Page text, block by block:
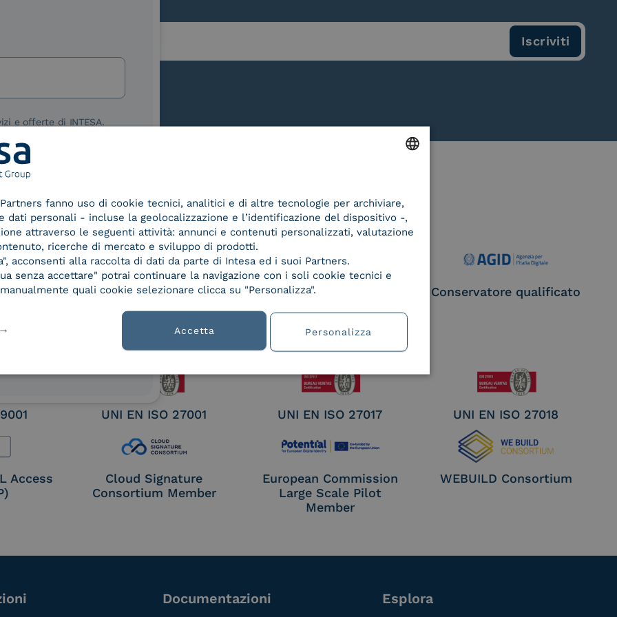
Trust
/
Service Provider e
Service Provider e
Conservatore qualificato
UNI EN ISO 27001 UNI EN ISO 27017 UNI EN ISO 27018
Access
Cloud Signature
Consortium Member
European Commission
Large Scale Pilot
Member
WEBUILD Consortium
e offerte di INTESA.
di INTESA.
inviando una e-mail
se non si desidera ricevere
facendo clic sul
e-mail.
nelle Norme di tutela della
di aver letto e compreso
Documentazioni Esplora
ITALIAN
fanno uso di cookie tecnici, analitici e di altre tecnologie per archiviare,
dati personali - incluse la geolocalizzazione e l’identificazione del dispositivo -,
attraverso le seguenti attività: annunci e contenuti personalizzati, valutazione
ricerche di mercato e sviluppo di prodotti.
acconsenti alla raccolta di dati da parte di Intesa ed i suoi Partners.
senza accettare" potrai continuare la navigazione con i soli cookie tecnici e
quali cookie selezionare clicca su "Personalizza".
Accetta Personalizza